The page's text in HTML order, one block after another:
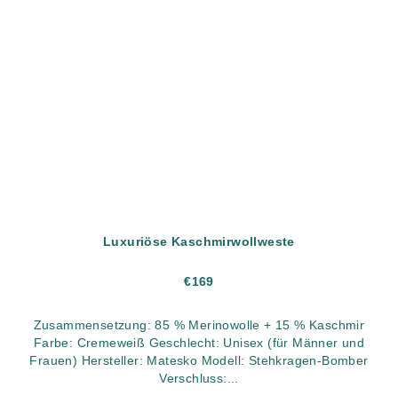
Luxuriöse Kaschmirwollweste
€169
Zusammensetzung: 85 % Merinowolle + 15 % Kaschmir
Farbe: Cremeweiß Geschlecht: Unisex (für Männer und
Frauen) Hersteller: Matesko Modell: Stehkragen-Bomber
Verschluss:...